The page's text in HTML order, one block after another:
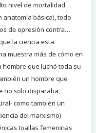
nivel de mortalidad
básica), todo
de opresión contra…
la ciencia esta
muestra más de cómo en
que luchó toda su
un hombre que
no solo disparaba,
como también un
del marxismo)
toallas femeninas